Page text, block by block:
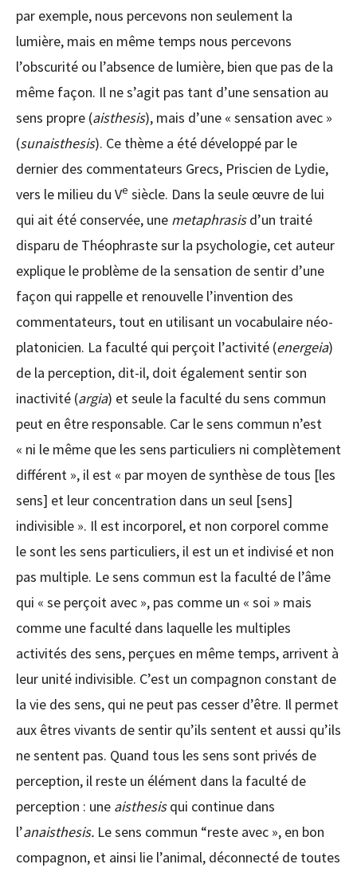
par exemple, nous percevons non seulement la
lumière, mais en même temps nous percevons
l’obscurité ou l’absence de lumière, bien que pas de la
même façon. Il ne s’agit pas tant d’une sensation au
sens propre (aisthesis), mais d’une « sensation avec »
(sunaisthesis). Ce thème a été développé par le
dernier des commentateurs Grecs, Priscien de Lydie,
vers le milieu du Ve siècle. Dans la seule œuvre de lui
qui ait été conservée, une metaphrasisd’un traité
disparu de Théophraste sur la psychologie, cet auteur
explique le problème de la sensation de sentir d’une
façon qui rappelle et renouvelle l’invention des
commentateurs, tout en utilisant un vocabulaire néo-
platonicien. La faculté qui perçoit l’activité (energeia)
de la perception, dit-il, doit également sentir son
inactivité (argia) et seule la faculté du sens commun
peut en être responsable. Car le sens commun n’est
« ni le même que les sens particuliers ni complètement
différent », il est « par moyen de synthèse de tous [les
sens] et leur concentration dans un seul [sens]
indivisible ». Il est incorporel, et non corporel comme
le sont les sens particuliers, il est un et indivisé et non
pas multiple. Le sens commun est la faculté de l’âme
qui « se perçoit avec », pas comme un « soi » mais
comme une faculté dans laquelle les multiples
activités des sens, perçues en même temps, arrivent à
leur unité indivisible. C’est un compagnon constant de
la vie des sens, qui ne peut pas cesser d’être. Il permet
aux êtres vivants de sentir qu’ils sentent et aussi qu’ils
ne sentent pas. Quand tous les sens sont privés de
perception, il reste un élément dans la faculté de
perception : une aisthesisqui continue dans
l’anaisthesis. Le sens commun “reste avec », en bon
compagnon, et ainsi lie l’animal, déconnecté de toutes